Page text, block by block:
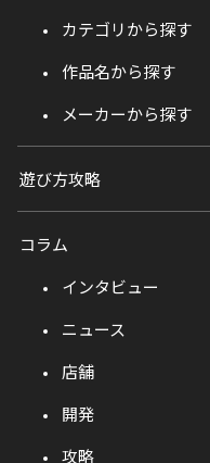
カテゴリから探す
作品名から探す
メーカーから探す
遊び方攻略
コラム
インタビュー
ニュース
店舗
開発
攻略